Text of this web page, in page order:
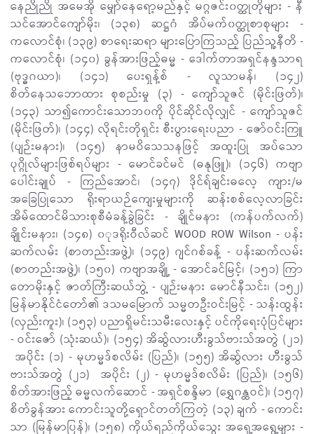
နေညိုညို အမေအို မျှော်နေရော့မည်နှင့် မဂ္ဂဇင်း၀တ္ထုတိုများ - နီ
သင်အောင်ကျော်မိုး၊ (၁၃၈) ဆဋ္ဌဂံ အိပ်မက်၀တ္ထုစာစုများ -
ကလောင်စုံ၊ (၁၃၉) စာရေးဆရာ များပြောကြသည့် ပြည်သူ့နီတိ -
ကလောင်စုံ၊ (၁၄၀) ခွန်အားဖြည့်ဓမ္မ - ဒေါက်တာအရှင်နန္ဒသာရ
(ဗုဒ္ဓဂယာ)၊ (၁၄၁) ပေးရှန့်စ် - လူသာမန်၊ (၁၄၂)
စိတ်နေသဘောထား စုစည်းမှု (၃) - ကျော်သူဇင် (မိုင်းဖြတ်)၊
(၁၄၃) သာ၍ကောင်းသောဘ၀ကို ပိုင်ဆိုင်လိုလျှင် - ကျော်သူဇင်
(မိုင်းဖြတ်)၊ (၁၄၄) လိုရင်းတိုရှင်း စီးပွားရေးပညာ - ဇော်ဝင်းကြူ
(ပျဉ်းမနား)၊ (၁၄၅) နာမဝိသေသနဖြင့် အထူးပြု အပ်သော
ပုဂ္ဂိုလ်များဖြစ်ရပ်များ - မောင်ခင်မင် (ဓနုဖြူ)၊ (၁၄၆) ကဗျာ
ပေါင်းချုပ် - ကြည်အောင်၊ (၁၄၇) ဒိုင်ရ်ချင်းဓလေ့ ကျား/မ
အခြေပြုသော ရိုးရာယဉ်ကျေးမှုများကို ဆန်းစစ်လေ့လာခြင်း
အိမ်ထောင်မိသားစုစီမံခန့်ခွဲခြင်း - ချိုင်မနား (ကန်ပက်လက်)
ချိုင်းမနား၊ (၁၄၈) ၀ုဒရိုးဝီလ်ဆင် WOOD ROW Wilson - ပန်း
ဆက်လမ်း (စာတည်းအဖွဲ့)၊ (၁၄၉) ဂျင်ဂစ်ခန့် - ပန်းဆက်လမ်း
(စာတည်းအဖွဲ့)၊ (၁၅၀) ကဗျာအချို့ - အောင်ခင်မြင့်၊ (၁၅၁) ကြာ
တောမိုးနှင့် ဇာတ်ကြီးဆယ်ဘွဲ့ - ပျဉ်းမနား မောင်နီသင်း၊ (၁၅၂)
မြန်မာနိုင်ငံတော်၏ ဒသမမြောက် သမ္မတဦးဝင်းမြင့် - သန်းထွန်း
(လှည်းကူး)၊ (၁၅၃) ပညာရှိမင်းသမီးလေးနှင့် ပင်ကိုရေးပုံပြင်များ
- ဝင်းဇော် (သုံးဆယ်)၊ (၁၅၄) အိဆွ်လားဟီးခွသ်ဗားသ်အတွဲ (၂၁)
အပိုင်း (၁) - မုဟမ္မဒ်စလိမ်း (ပြည်)၊ (၁၅၅) အိဆွ်လား ဟီးခွသ်
ဗားသ်အတွဲ (၂၁)
အပိုင်း (၂) - မုဟမ္မဒ်စလိမ်း (ပြည်)၊ (၁၅၆)
စိတ်အားဖြည့် ဓမ္မလက်ဆောင် - အရှင်စန္ဒိမာ (ရွှေဂန္ထဝင်)၊ (၁၅၇)
စိတ်ခွန်အား ကောင်းသူတို့ရှောင်တတ်ကြတဲ့ (၁၃) ချက် - ကောင်း
သာ (မြန်မာပြန်)၊ (၁၅၈) ကိုယ်ရည်ကိုယ်သွေး အရှေ့အရွေ့များ -